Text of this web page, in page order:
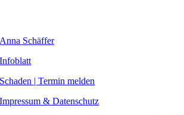
Anna Schäffer
Infoblatt
Schaden | Termin melden
Impressum & Datenschutz